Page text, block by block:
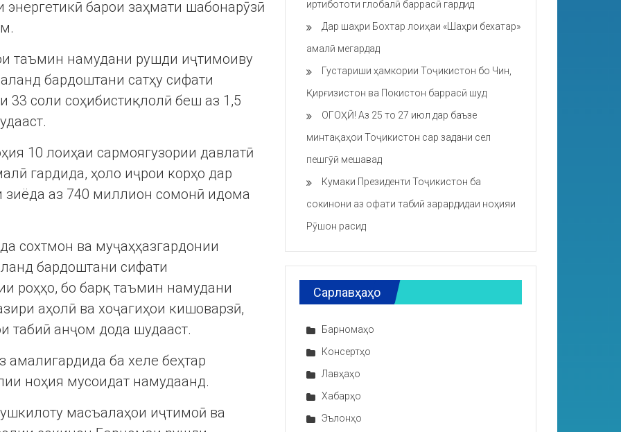
барои заҳмати шабонарӯзӣ
таъмин намудани рушди иҷтимоиву
бардоштани сатҳу сифати
33 соли соҳибистиқлолӣ беш аз 1,5
10 лоиҳаи сармоягузории давлатӣ
гардида, ҳоло иҷрои корҳо дар
зиёда аз 740 миллион сомонӣ идома
сохтмон ва муҷаҳҳазгардонии
бардоштани сифати
роҳҳо, бо барқ таъмин намудани
аҳолӣ ва хоҷагиҳои кишоварзӣ,
табиӣ анҷом дода шудааст.
амалигардида ба хеле беҳтар
ноҳия мусоидат намудаанд.
масъалаҳои иҷтимоӣ ва
иртибототи глобалӣ баррасӣ гардид
Дар шаҳри Бохтар лоиҳаи «Шаҳри бехатар»
амалӣ мегардад
Густариши ҳамкории Тоҷикистон бо Чин,
Қирғизистон ва Покистон баррасӣ шуд
ОГОҲӢ! Аз 25 то 27 июл дар баъзе
минтақаҳои Тоҷикистон сар задани сел
пешгӯӣ мешавад
Кумаки Президенти Тоҷикистон ба
сокинони аз офати табиӣ зарардидаи ноҳияи
Рӯшон расид
Сарлавҳаҳо
Барномаҳо
Консертҳо
Лавҳаҳо
Хабарҳо
Эълонҳо